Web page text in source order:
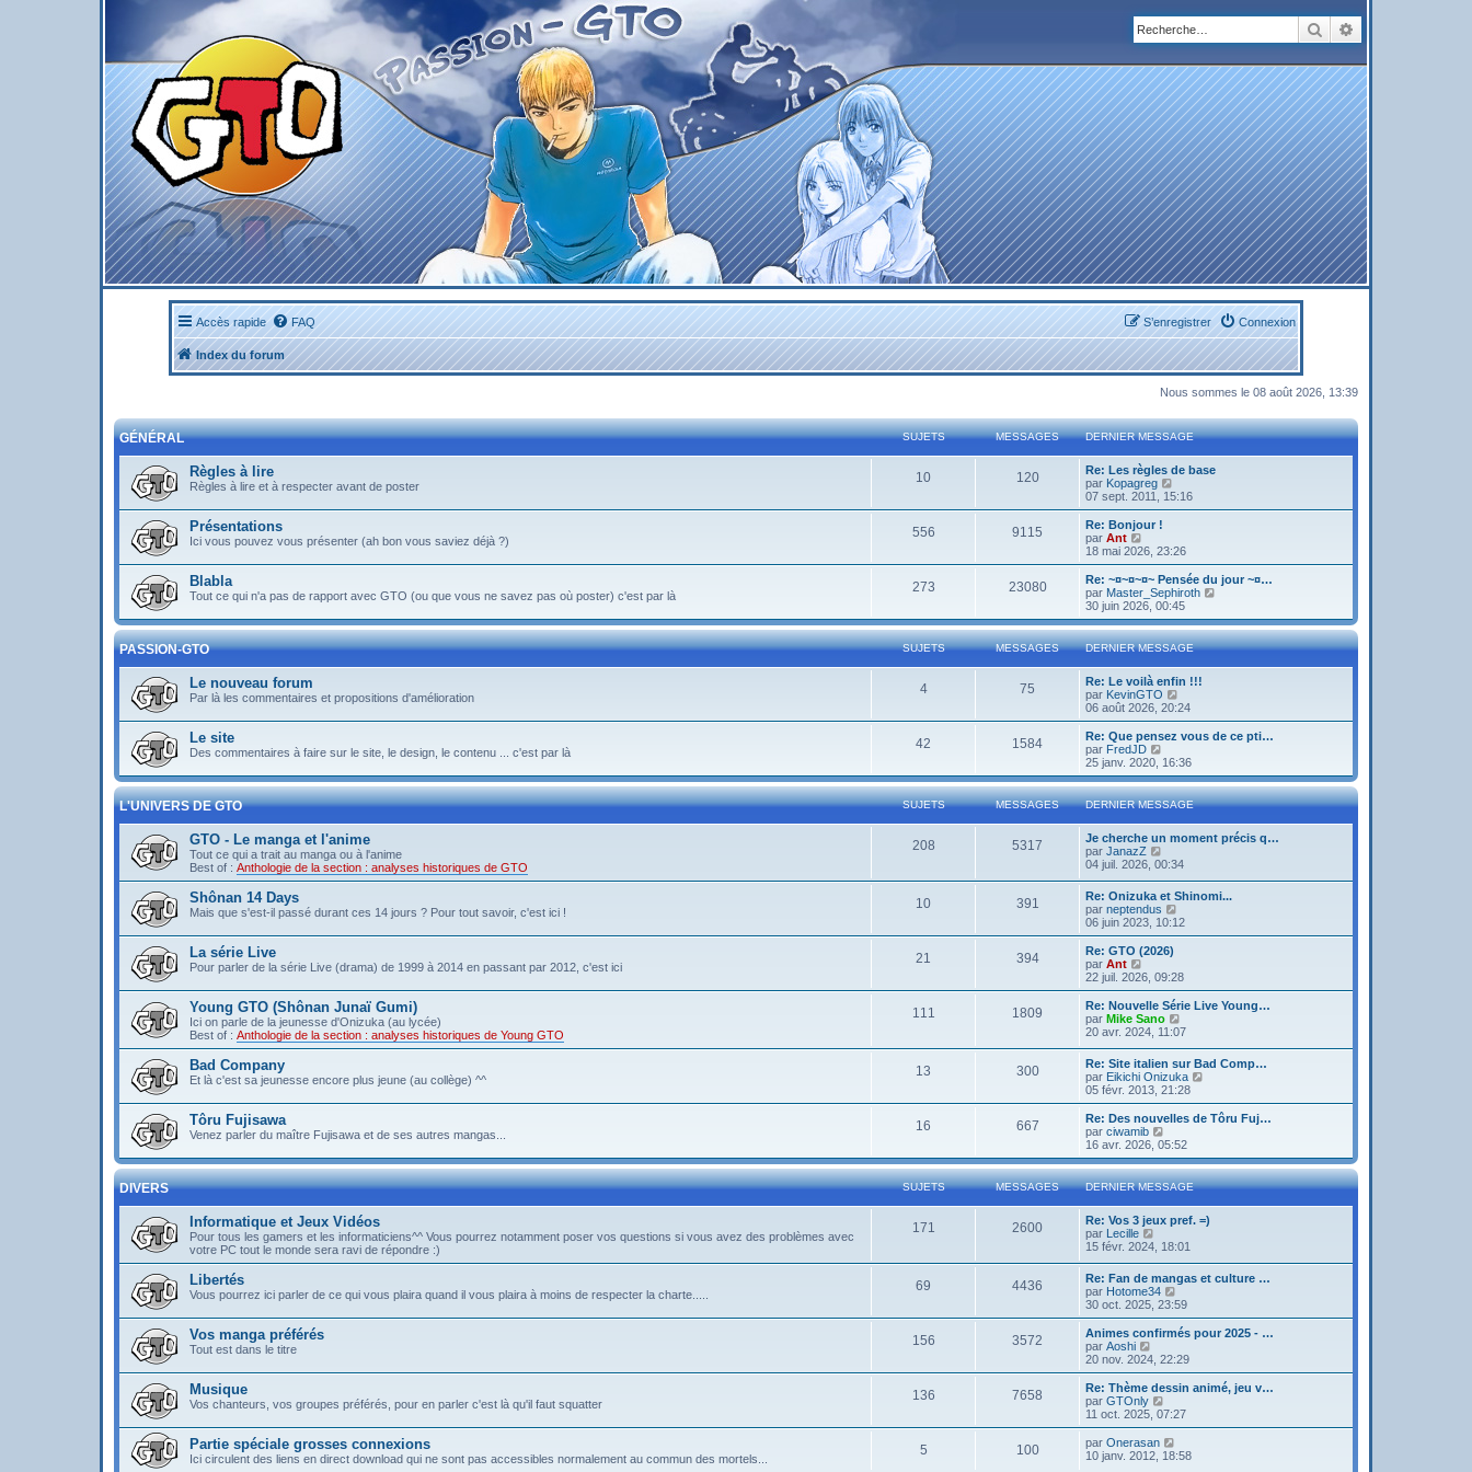
Rechercher
Accès rapide FAQ Connexion
S’enregistrer
Index du forum
Nous sommes le 08 août 2026, 13:39
GÉNÉRAL SUJETS MESSAGES DERNIER MESSAGE
Règles à lire
Règles à lire et à respecter avant de poster
10 120
Re: Les règles de base
par Kopagreg
o
i
e
r
n
i
e
r
m
e
s
s
a
g
e
07 sept. 2011, 15:16
Présentations
Ici vous pouvez vous présenter (ah bon vous saviez déjà ?)
556 9115
Re: Bonjour !
par Ant
o
i
r
l
e
e
r
n
i
e
r
m
e
s
s
a
g
e
18 mai 2026, 23:26
Blabla
Tout ce qui n'a pas de rapport avec GTO (ou que vous ne savez pas où poster) c'est par là
273 23080
Re: ~¤~¤~¤~ Pensée du jour ~¤…
par Master_Sephiroth
i
r
l
d
i
e
e
s
s
g
e
30 juin 2026, 00:45
PASSION-GTO SUJETS MESSAGES DERNIER MESSAGE
Le nouveau forum
Par là les commentaires et propositions d'amélioration
4 75
Re: Le voilà enfin !!!
par KevinGTO
o
i
r
e
e
r
n
i
e
m
s
s
a
g
06 août 2026, 20:24
Le site
Des commentaires à faire sur le site, le design, le contenu ... c'est par là
42 1584
Re: Que pensez vous de ce pti…
par FredJD
o
i
r
l
d
e
n
i
e
r
m
s
s
a
g
25 janv. 2020, 16:36
L'UNIVERS DE GTO SUJETS MESSAGES DERNIER MESSAGE
GTO - Le manga et l'anime
Tout ce qui a trait au manga ou à l'anime
Best of : Anthologie de la section : analyses historiques de GTO
208 5317
Je cherche un moment précis q…
par JanazZ
o
l
e
d
e
r
i
e
r
m
e
s
s
a
g
04 juil. 2026, 00:34
Shônan 14 Days
Mais que s'est-il passé durant ces 14 jours ? Pour tout savoir, c'est ici !
10 391
Re: Onizuka et Shinomi...
par neptendus
o
i
e
e
r
n
i
e
r
m
e
s
s
g
e
06 juin 2023, 10:12
La série Live
Pour parler de la série Live (drama) de 1999 à 2014 en passant par 2012, c'est ici
21 394
Re: GTO (2026)
par Ant
o
i
r
l
e
e
r
n
i
e
r
m
e
s
s
a
22 juil. 2026, 09:28
Young GTO (Shônan Junaï Gumi)
Ici on parle de la jeunesse d'Onizuka (au lycée)
Best of : Anthologie de la section : analyses historiques de Young GTO
111 1809
Re: Nouvelle Série Live Young…
par Mike Sano
o
l
e
d
r
i
e
r
m
s
a
g
e
20 avr. 2024, 11:07
Bad Company
Et là c'est sa jeunesse encore plus jeune (au collège) ^^
13 300
Re: Site italien sur Bad Comp…
par Eikichi Onizuka
i
r
e
r
i
e
s
s
05 févr. 2013, 21:28
Tôru Fujisawa
Venez parler du maître Fujisawa et de ses autres mangas...
16 667
Re: Des nouvelles de Tôru Fuj…
par ciwamib
o
i
r
l
d
e
n
i
e
r
m
s
a
g
16 avr. 2026, 05:52
DIVERS SUJETS MESSAGES DERNIER MESSAGE
Informatique et Jeux Vidéos
Pour tous les gamers et les informaticiens^^ Vous pourrez notamment poser vos questions si vous avez des problèmes avec
votre PC tout le monde sera ravi de répondre :)
171 2600
Re: Vos 3 jeux pref. =)
par Lecille
l
e
d
e
r
i
e
r
m
e
s
s
a
15 févr. 2024, 18:01
Libertés
Vous pourrez ici parler de ce qui vous plaira quand il vous plaira à moins de respecter la charte.....
69 4436
Re: Fan de mangas et culture …
par Hotome34
o
i
r
e
e
r
n
i
m
30 oct. 2025, 23:59
Vos manga préférés
Tout est dans le titre
156 3572
Animes confirmés pour 2025 - …
par Aoshi
o
i
r
l
e
d
r
n
20 nov. 2024, 22:29
Musique
Vos chanteurs, vos groupes préférés, pour en parler c'est là qu'il faut squatter
136 7658
Re: Thème dessin animé, jeu v…
par GTOnly
o
i
r
l
11 oct. 2025, 07:27
Partie spéciale grosses connexions
Ici circulent des liens en direct download qui ne sont pas accessibles normalement au commun des mortels...
5 100 par Onerasan
o
10 janv. 2012, 18:58